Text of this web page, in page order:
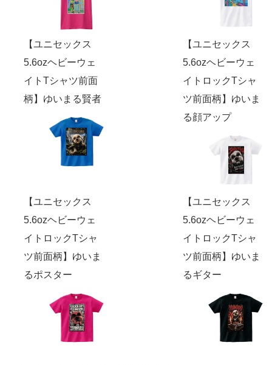
【ユニセックス
5.6ozヘビーウェ
イトTシャツ前面
柄】ゆいまる賢者
【ユニセックス
5.6ozヘビーウェ
イトロックTシャ
ツ前面柄】ゆいま
る顔アップ
【ユニセックス
5.6ozヘビーウェ
イトロックTシャ
ツ前面柄】ゆいま
るポスター
【ユニセックス
5.6ozヘビーウェ
イトロックTシャ
ツ前面柄】ゆいま
るギター